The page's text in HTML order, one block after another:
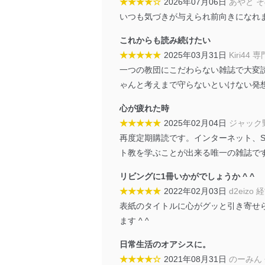
個人情報の安全管理措置
漏えい、滅失またはき損の
アクセス制御
個人データを取り扱
しています。
アクセス者の識別と認証
機器に標準装備され
システムを使用する
外部からの不正アクセス
個人データを取り扱
個人データを取り扱
としています。
個人情報保護マネジメント
いつも気づきが与えられ前向きになれ
これからも読み続けたい
★★★★★ 2025年03月31日 Kiri44 専
一つの教団にこだわらない雑誌で大
ゃんと考えまで守らないといけない
心が疲れた時
★★★★★ 2025年02月04日 ジャック
再度定期購読です。インターネット、
ト教を学ぶことが出来る唯一の雑誌で
リビングに1冊いかがでしょうか ^ ^
★★★★★ 2022年02月03日 d2eizo
表紙のタイトルに心がグッと引き寄
ます ^ ^
日常生活のオアシスに。
★★★★☆ 2021年08月31日 のーみん